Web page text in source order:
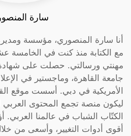
سارة
أنا سارة المنصوري، مؤسسة
مع الكتابة منذ كنت في
مهنتي ورسالتي. حصلت على
جامعة القاهرة، وماجستير في
الأمريكية في دبي. أسست موقع
ليكون منصة تجمع المحتوى العربي
الكتّاب الشباب في عالمنا العربي.
أقوى أدوات التغيير، وأسعى من